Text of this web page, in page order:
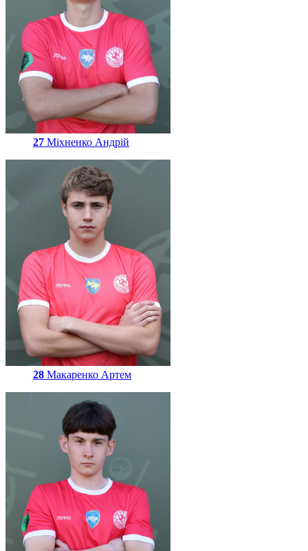
27 Міхненко Андрій
28 Макаренко Артем